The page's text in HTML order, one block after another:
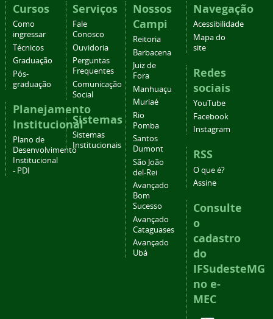
Cursos
Como
ingressar
Técnicos
Graduação
Pós-
graduação
Planejamento
Institucional
Plano de
Desenvolvimento
Institucional
- PDI
Serviços
Fale
Conosco
Ouvidoria
Perguntas
Frequentes
Comunicação
Social
Sistemas
Sistemas
Institucionais
Nossos
Campi
Reitoria
Barbacena
Juiz de
Fora
Manhuaçu
Muriaé
Rio
Pomba
Santos
Dumont
São João
del-Rei
Avançado
Bom
Sucesso
Avançado
Cataguases
Avançado
Ubá
Navegação
Acessibilidade
Mapa do
site
Redes
sociais
YouTube
Facebook
Instagram
RSS
O que é?
Assine
Consulte
o
cadastro
do
IFSudesteMG
no e-
MEC